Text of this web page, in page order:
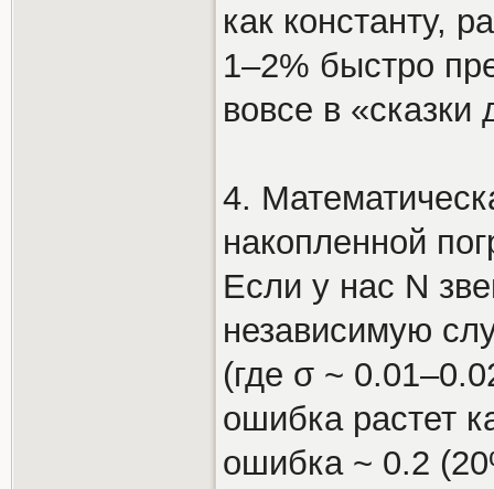
как константу,
1–2% быстро
вовсе в «сказки
4.
накопленной
Если у нас N
независимую
(где σ ~
ошибка растет
ошибка ~ 0.2